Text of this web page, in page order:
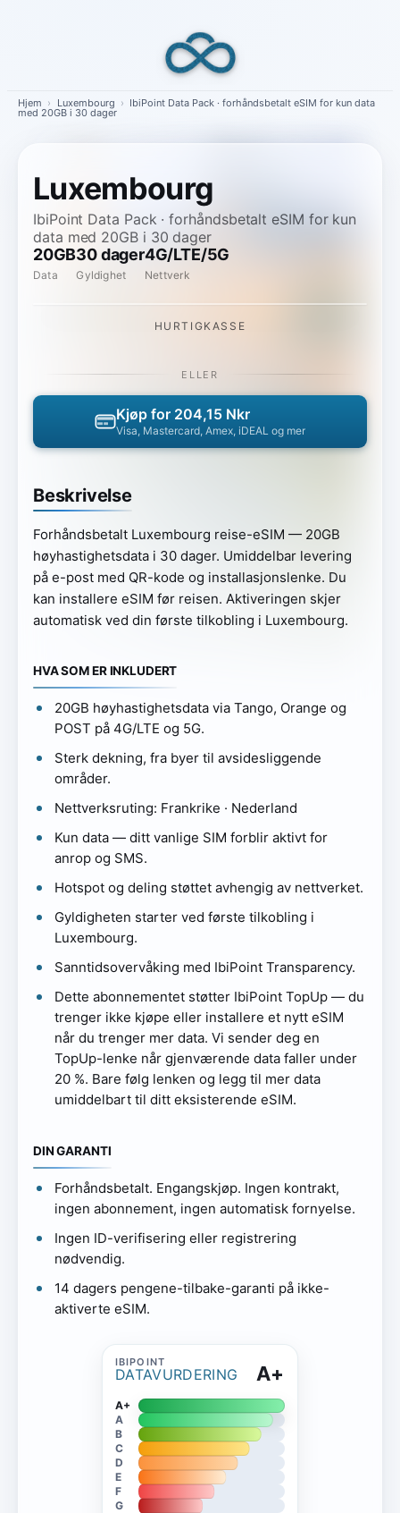
Hjem › Luxembourg › IbiPoint Data Pack · forhåndsbetalt eSIM for kun data
med 20GB i 30 dager
Luxembourg
IbiPoint Data Pack · forhåndsbetalt eSIM for kun
data med 20GB i 30 dager
20GB
Data
30 dager
Gyldighet
4G/LTE/5G
Nettverk
Beskrivelse
Forhåndsbetalt Luxembourg reise-eSIM — 20GB
høyhastighetsdata i 30 dager. Umiddelbar levering
på e-post med QR-kode og installasjonslenke. Du
kan installere eSIM før reisen. Aktiveringen skjer
automatisk ved din første tilkobling i Luxembourg.
HVA SOM ER INKLUDERT
20GB høyhastighetsdata via Tango, Orange og
POST på 4G/LTE og 5G.
Sterk dekning, fra byer til avsidesliggende
områder.
Nettverksruting: Frankrike · Nederland
Kun data — ditt vanlige SIM forblir aktivt for
anrop og SMS.
Hotspot og deling støttet avhengig av nettverket.
Gyldigheten starter ved første tilkobling i
Luxembourg.
Sanntidsovervåking med IbiPoint Transparency.
Dette abonnementet støtter IbiPoint TopUp — du
trenger ikke kjøpe eller installere et nytt eSIM
når du trenger mer data. Vi sender deg en
TopUp-lenke når gjenværende data faller under
20 %. Bare følg lenken og legg til mer data
umiddelbart til ditt eksisterende eSIM.
DIN GARANTI
Forhåndsbetalt. Engangskjøp. Ingen kontrakt,
ingen abonnement, ingen automatisk fornyelse.
Ingen ID-verifisering eller registrering
nødvendig.
14 dagers pengene-tilbake-garanti på ikke-
aktiverte eSIM.
HURTIGKASSE
ELLER
Kjøp for 204,15 Nkr
Visa, Mastercard, Amex, iDEAL og mer
DATAVURDERING A+
A+
A
B
C
D
E
F
G